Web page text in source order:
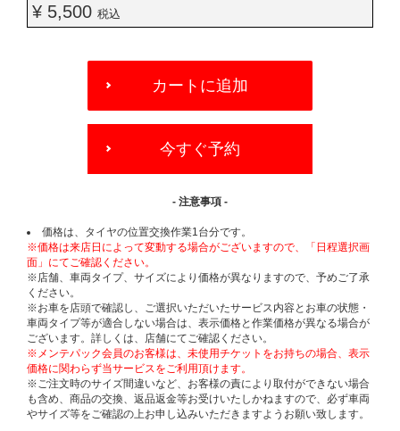
¥ 5,500 税込
OPTIONS
カートに追加
今すぐ予約
- 注意事項 -
価格は、タイヤの位置交換作業1台分です。
※価格は来店日によって変動する場合がございますので、「日程選択画
面」にてご確認ください。
※店舗、車両タイプ、サイズにより価格が異なりますので、予めご了承
ください。
※お車を店頭で確認し、ご選択いただいたサービス内容とお車の状態・
車両タイプ等が適合しない場合は、表示価格と作業価格が異なる場合が
ございます。詳しくは、店舗にてご確認ください。
※メンテパック会員のお客様は、未使用チケットをお持ちの場合、表示
価格に関わらず当サービスをご利用頂けます。
※ご注文時のサイズ間違いなど、お客様の責により取付ができない場合
も含め、商品の交換、返品返金等お受けいたしかねますので、必ず車両
やサイズ等をご確認の上お申し込みいただきますようお願い致します。